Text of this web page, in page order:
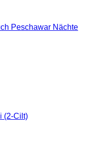
Peschawar Nächte
(2-Cilt)